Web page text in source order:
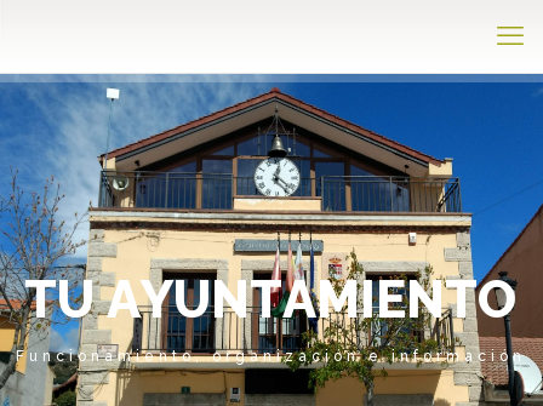
TU AYUNTAMIENTO
Funcionamiento, organización e información